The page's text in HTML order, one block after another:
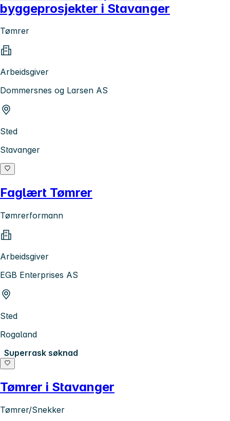
byggeprosjekter i Stavanger
Tømrer
Arbeidsgiver
Dommersnes og Larsen AS
Sted
Stavanger
Faglært Tømrer
Tømrerformann
Arbeidsgiver
EGB Enterprises AS
Sted
Rogaland
Superrask søknad
Tømrer i Stavanger
Tømrer/Snekker